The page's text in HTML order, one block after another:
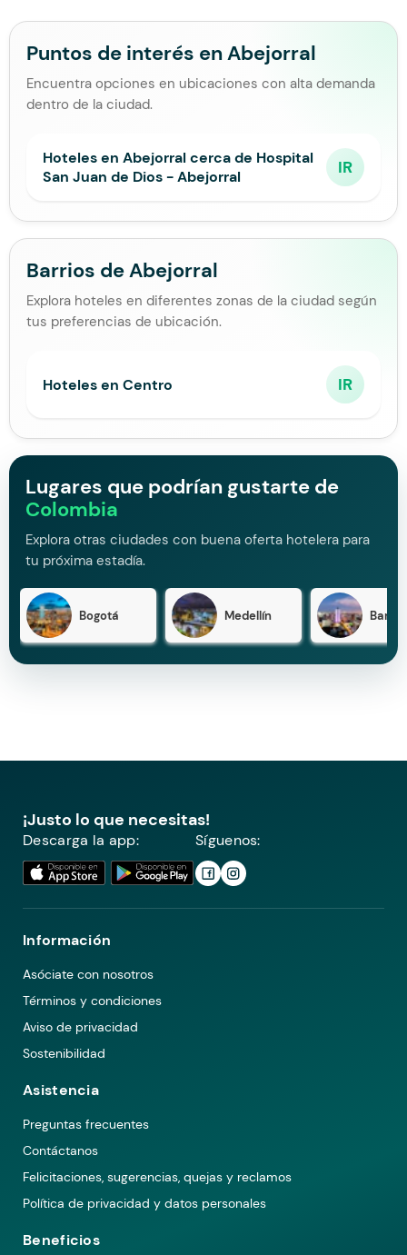
Puntos de interés en Abejorral
Encuentra opciones en ubicaciones con alta demanda
dentro de la ciudad.
Hoteles en Abejorral cerca de Hospital
San Juan de Dios - Abejorral
IR
Barrios de Abejorral
Explora hoteles en diferentes zonas de la ciudad según
tus preferencias de ubicación.
Hoteles en Centro IR
Lugares que podrían gustarte de
Colombia
Explora otras ciudades con buena oferta hotelera para
tu próxima estadía.
Bogotá Medellín
¡Justo lo que necesitas!
Descarga la app: Síguenos:
Información
Asóciate con nosotros
Términos y condiciones
Aviso de privacidad
Sostenibilidad
Asistencia
Preguntas frecuentes
Contáctanos
Felicitaciones, sugerencias, quejas y reclamos
Política de privacidad y datos personales
Beneficios